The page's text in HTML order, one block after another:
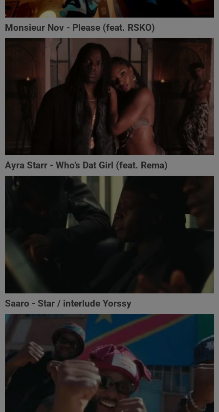
Monsieur Nov‬ - Please (feat. RSKO)
Ayra Starr - Who’s Dat Girl (feat. Rema)
Saaro - Star / interlude Yorssy